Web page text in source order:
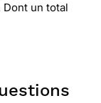
un total